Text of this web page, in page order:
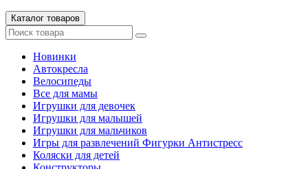
Каталог товаров
Новинки
Автокресла
Велосипеды
Все для мамы
Игрушки для девочек
Игрушки для малышей
Игрушки для мальчиков
Игры для развлечений Фигурки Антистресс
Коляски для детей